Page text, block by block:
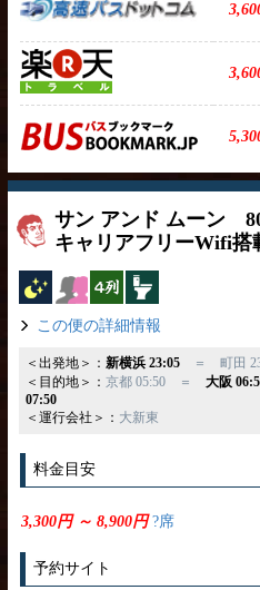
サン アンド ムーン
キャリアフリーWifi搭
夜行バス女性安心
横4列
この便の詳細情報
＜出発地＞： 新横浜 23:05＝ 町田
＜目的地＞： 京都 05:50 ＝ 大阪
07:50
＜運行会社＞： 大新東
料金目安
3,300円 ～ 8,900円?席
予約サイト